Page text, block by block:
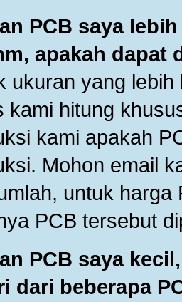
PCB saya
apakah dapat
ukuran yang
kami hitung
kami apakah
Mohon email
untuk
PCB tersebut
PCB saya
dari beberapa